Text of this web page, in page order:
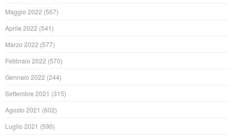
Maggio 2022 (567)
Aprile 2022 (541)
Marzo 2022 (577)
Febbraio 2022 (570)
Gennaio 2022 (244)
Settembre 2021 (315)
Agosto 2021 (602)
Luglio 2021 (590)